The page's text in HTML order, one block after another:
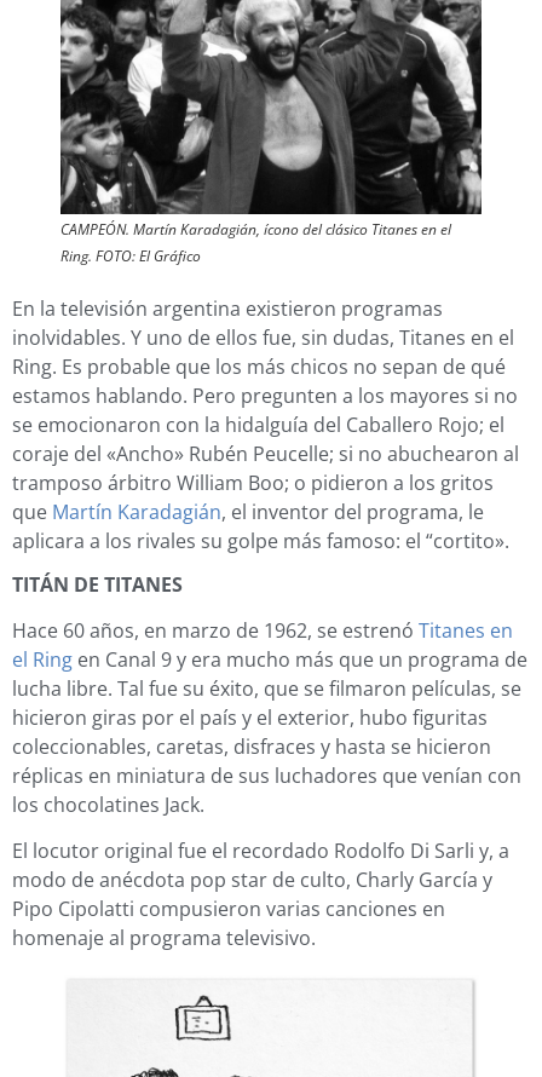
CAMPEÓN. Martín Karadagián, ícono del clásico Titanes en el
Ring. FOTO: El Gráfico
En la televisión argentina existieron programas
inolvidables. Y uno de ellos fue, sin dudas, Titanes en el
Ring. Es probable que los más chicos no sepan de qué
estamos hablando. Pero pregunten a los mayores si no
se emocionaron con la hidalguía del Caballero Rojo; el
coraje del «Ancho» Rubén Peucelle; si no abuchearon al
tramposo árbitro William Boo; o pidieron a los gritos
que Martí­n Karadagián, el inventor del programa, le
aplicara a los rivales su golpe más famoso: el “cortito».
TITÁN DE TITANES
Hace 60 años, en marzo de 1962, se estrenó Titanes en
el Ring en Canal 9 y era mucho más que un programa de
lucha libre. Tal fue su éxito, que se filmaron pelí­culas, se
hicieron giras por el paí­s y el exterior, hubo figuritas
coleccionables, caretas, disfraces y hasta se hicieron
réplicas en miniatura de sus luchadores que venían con
los chocolatines Jack.
El locutor original fue el recordado Rodolfo Di Sarli y, a
modo de anécdota pop star de culto, Charly García y
Pipo Cipolatti compusieron varias canciones en
homenaje al programa televisivo.